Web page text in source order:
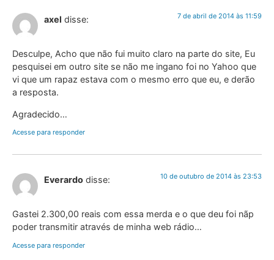
axel disse: 7 de abril de 2014 às 11:59
Desculpe, Acho que não fui muito claro na parte do site, Eu
pesquisei em outro site se não me ingano foi no Yahoo que
vi que um rapaz estava com o mesmo erro que eu, e derão
a resposta.
Agradecido…
Acesse para responder
Everardo disse: 10 de outubro de 2014 às 23:53
Gastei 2.300,00 reais com essa merda e o que deu foi nãp
poder transmitir através de minha web rádio…
Acesse para responder